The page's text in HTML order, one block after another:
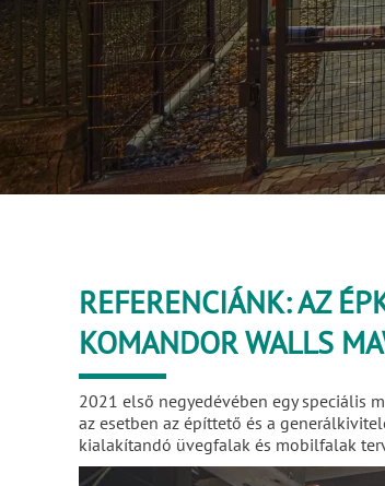
REFERENCIÁNK: AZ
KOMANDOR WALLS
2021 első negyedévében egy speciális
az esetben az építtető és a
kialakítandó üvegfalak és mobilfalak